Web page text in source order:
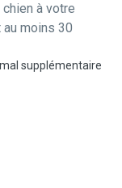
à votre
moins 30
supplémentaire